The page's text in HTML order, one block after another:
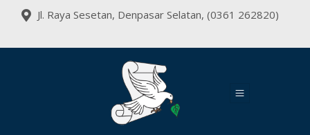
Jl. Raya Sesetan, Denpasar Selatan, (0361 262820)